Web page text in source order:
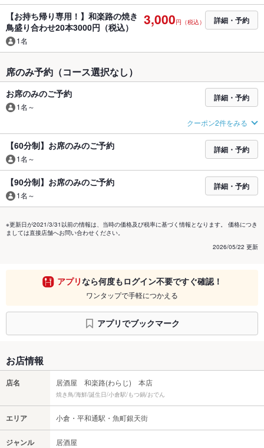
【お持ち帰り専用！】和楽路の焼き
鳥盛り合わせ20本3000円（税込）
1名
3,000円（税込） 詳細・予約
席のみ予約（コース選択なし）
お席のみのご予約
1名～
詳細・予約
クーポン2件をみる
【60分制】お席のみのご予約
1名～
詳細・予約
【90分制】お席のみのご予約
1名～
詳細・予約
※更新日が2021/3/31以前の情報は、当時の価格及び税率に基づく情報となります。 価格につき
ましては直接店舗へお問い合わせください。
2026/05/22 更新
アプリなら何度もログイン不要ですぐ確認！
ワンタップで手軽につかえる
アプリでブックマーク
お店情報
店名 居酒屋 和楽路(わらじ) 本店
焼き鳥/海鮮/誕生日/小倉駅/もつ鍋/おでん
エリア 小倉・平和通駅・魚町銀天街
ジャンル 居酒屋